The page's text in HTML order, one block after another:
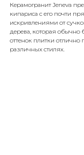
Керамогранит Jeneva
кипариса с его почти
искривлениями от
дерева, которая обычно
оттенок плитки отлично
различных стилях.